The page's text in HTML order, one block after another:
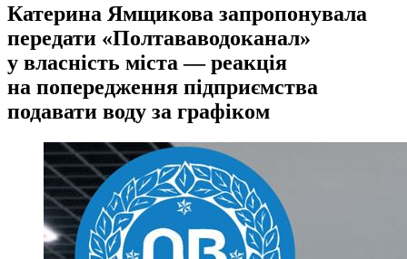
Катерина Ямщикова запропонувала
передати «Полтававодоканал»
у власність міста — реакція
на попередження підприємства
подавати воду за графіком